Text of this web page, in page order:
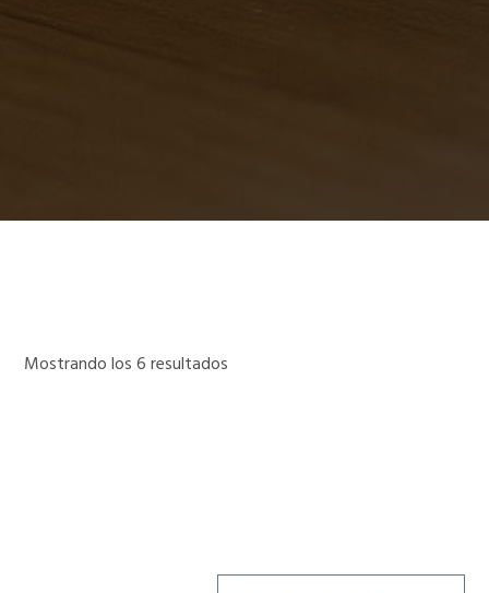
Mostrando los 6 resultados